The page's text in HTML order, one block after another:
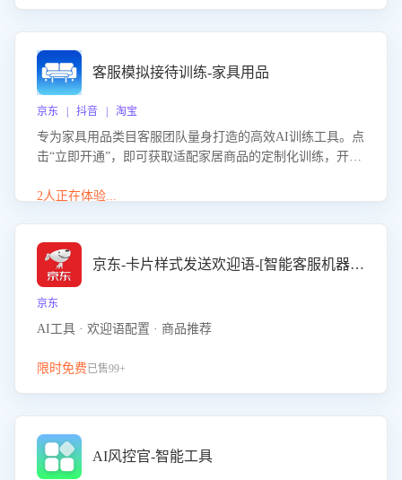
客服模拟接待训练-家具用品
京东 | 抖音 | 淘宝
专为家具用品类目客服团队量身打造的高效AI训练工具。点
击“立即开通”，即可获取适配家居商品的定制化训练，开启
能、尺寸参数咨询等高频场景下的专业应对能力。
2人正在体验...
京东-卡片样式发送欢迎语-[智能客服机器人]
京东
AI工具 · 欢迎语配置 · 商品推荐
限时免费已售99+
AI风控官-智能工具